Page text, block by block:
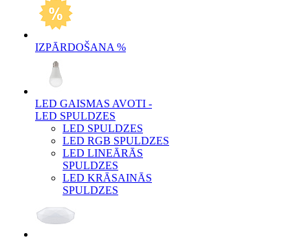
IZPĀRDOŠANA %
LED GAISMAS AVOTI -
LED SPULDZES
LED SPULDZES
LED RGB SPULDZES
LED LINEĀRĀS
SPULDZES
LED KRĀSAINĀS
SPULDZES